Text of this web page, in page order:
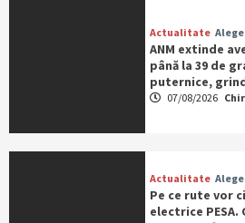
Actualitate
ANM extinde
până la 39 de
puternice,
07/08/2026
Actualitate
Pe ce rute vor
electrice PESA.